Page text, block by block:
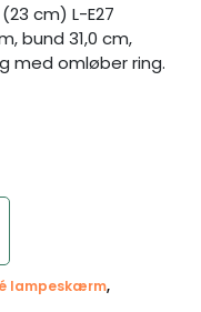
cm) L-E27
bund 31,0 cm,
med omløber ring.
lampeskærm